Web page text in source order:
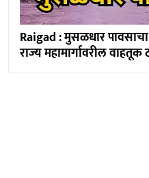
Raigad : मुसळधार
राज्य महामार्गावरील